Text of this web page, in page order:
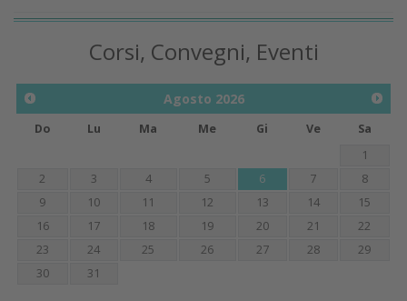
Corsi, Convegni, Eventi
Agosto 2026
Do Lu Ma Me Gi Ve
Sa
1
2
3 4 5 6 7
8
9
10 11 12 13 14
15
16
17 18 19 20 21
22
23
24 25 26 27 28
29
30
31